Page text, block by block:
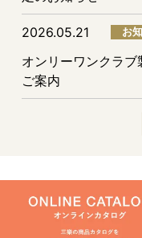
2026.05.21 お
オンリーワンクラ
ご案内